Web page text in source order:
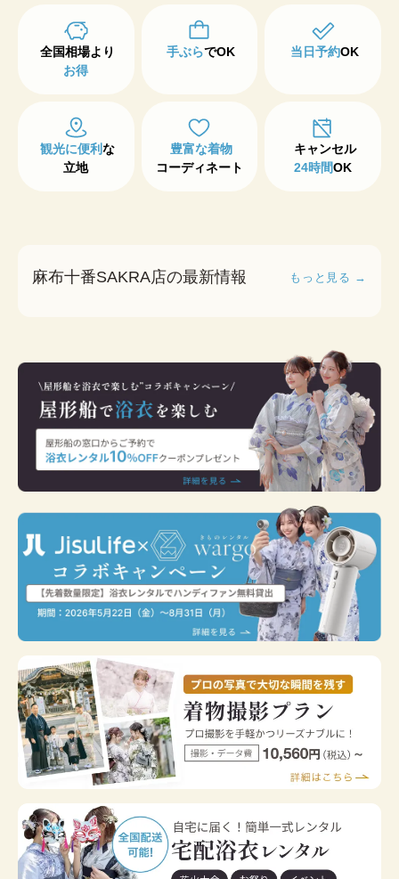
お得
手ぶらでOK 当日予約OK
観光に便利な
立地
豊富な着物
コーディネート
キャンセル
24時間OK
麻布十番SAKRA店の最新情報 もっと見る →